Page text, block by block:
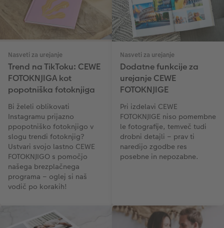
Nasveti za urejanje
Trend na TikToku: CEWE
FOTOKNJIGA kot
popotniška fotoknjiga
Bi želeli oblikovati
Instagramu prijazno
ppopotniško fotoknjigo v
slogu trendi fotoknjig?
Ustvari svojo lastno CEWE
FOTOKNJIGO s pomočjo
našega brezplačnega
programa – oglej si naš
vodič po korakih!
Nasveti za urejanje
Dodatne funkcije za
urejanje CEWE
FOTOKNJIGE
Pri izdelavi CEWE
FOTOKNJIGE niso pomembne
le fotografije, temveč tudi
drobni detajli – prav ti
naredijo zgodbe res
posebne in nepozabne.